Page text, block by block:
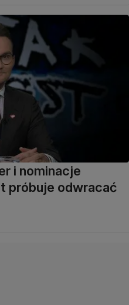
i nominacje
próbuje odwracać